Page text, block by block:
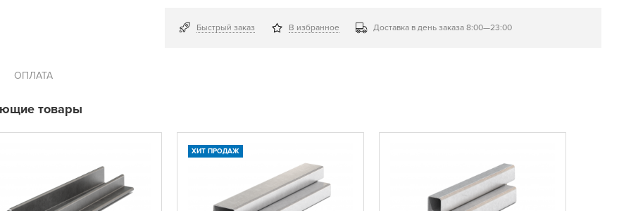
Быстрый заказ В избранное Доставка в день заказа 8:00—23:00
ОПЛАТА
товары
ХИТ ПРОДАЖ